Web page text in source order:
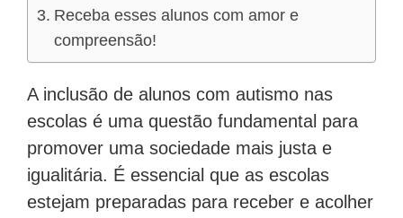
Receba esses alunos com amor e
compreensão!
A inclusão de alunos com autismo nas
escolas é uma questão fundamental para
promover uma sociedade mais justa e
igualitária. É essencial que as escolas
estejam preparadas para receber e acolher